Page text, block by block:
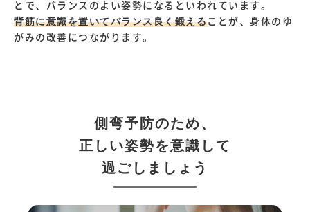
とで、バランスのよい姿勢になるといわれています。
背筋に意識を置いてバランス良く鍛えることが、身体のゆ
がみの改善につながります。
側弯予防のため、
正しい姿勢を意識して
過ごしましょう